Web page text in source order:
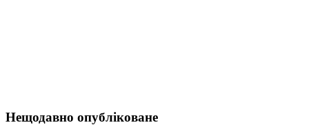
Нещодавно опубліковане